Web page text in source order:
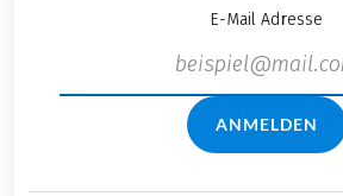
E-Mail Adresse
ANMELDEN